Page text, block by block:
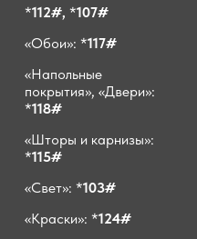
*112#, *107#
«Обои»: *117#
«Напольные
покрытия», «Двери»:
*118#
«Шторы и карнизы»:
*115#
«Свет»: *103#
«Краски»: *124#